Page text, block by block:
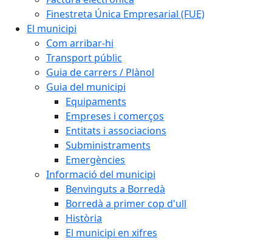
Finestreta Única Empresarial (FUE)
El municipi
Com arribar-hi
Transport públic
Guia de carrers / Plànol
Guia del municipi
Equipaments
Empreses i comerços
Entitats i associacions
Subministraments
Emergències
Informació del municipi
Benvinguts a Borredà
Borredà a primer cop d'ull
Història
El municipi en xifres